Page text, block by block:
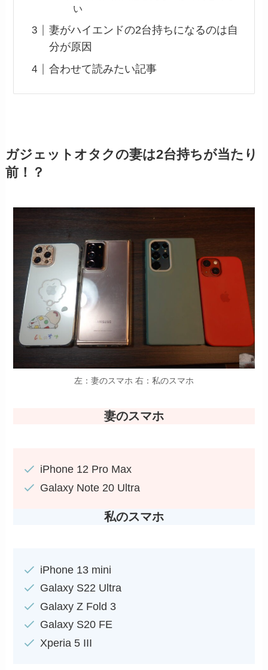
い
妻がハイエンドの2台持ちになるのは自
分が原因
合わせて読みたい記事
ガジェットオタクの妻は2台持ちが当たり
前！？
左：妻のスマホ 右：私のスマホ
妻のスマホ
iPhone 12 Pro Max
Galaxy Note 20 Ultra
私のスマホ
iPhone 13 mini
Galaxy S22 Ultra
Galaxy Z Fold 3
Galaxy S20 FE
Xperia 5 III